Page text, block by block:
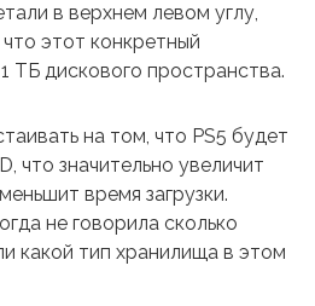
в верхнем левом углу,
этот конкретный
ТБ дискового пространства.
на том, что PS5 будет
что значительно увеличит
время загрузки.
не говорила сколько
какой тип хранилища в этом